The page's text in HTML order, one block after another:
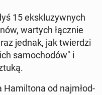
15 eks­klu­zyw­nych
wartych łącznie
jednak, jak twier­dzi
sa­mo­cho­dów" i
Ha­mil­to­na od naj­młod­